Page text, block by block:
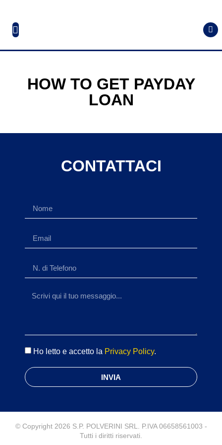
HOW TO GET PAYDAY
LOAN
CONTATTACI
Ho letto e accetto la Privacy Policy.
INVIA
© Copyright 2026 S.P. POLVERINI SRL. P.IVA 06658561003 -
Tutti i diritti riservati.